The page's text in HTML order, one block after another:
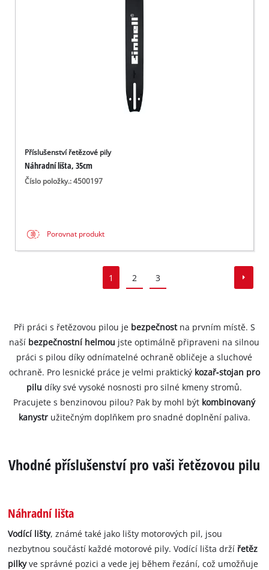
Příslušenství řetězové pily
Náhradní lišta, 35cm
Číslo položky.: 4500197
Porovnat produkt
1 2 3
Při práci s řetězovou pilou je bezpečnostna prvním místě. S
naší bezpečnostní helmou jste optimálně připraveni na silnou
práci s pilou díky odnímatelné ochraně obličeje a sluchové
ochraně. Pro lesnické práce je velmi praktický kozař‑stojan pro
pilu díky své vysoké nosnosti pro silné kmeny stromů.
Pracujete s benzinovou pilou? Pak by mohl být kombinovaný
kanystružitečným doplňkem pro snadné doplnění paliva.
Vhodné příslušenství pro vaši řetězovou pilu
Náhradní lišta
Vodící lišty, známé také jako lišty motorových pil, jsou
nezbytnou součástí každé motorové pily. Vodící lišta drží řetěz
pilkyve správné pozici a vede jej během řezání, což umožňuje